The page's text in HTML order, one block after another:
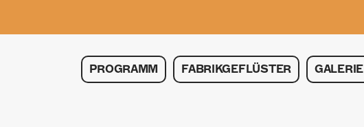
PROGRAMM FABRIKGEFLÜSTER GALERIE